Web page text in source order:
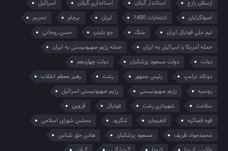
ارسلان زارع
استاندار گیلان استانداری گیلان
اسرائیل
اصولگرایان
انتخابات 1400 ایران برجام
تحریم
تیم ملی فوتبال ایران
جنگ جو بایدن
حسن روحانی
حمله آمریکا و اسرائیل به ایران
حمله رژیم صهیونیستی به ایران
دولت
دولت مسعود پزشکیان
دولت چهاردهم
دونالد ترامپ
رئیس جمهور رشت
رهبر معظم انقلاب
روسیه
رژیم صهیونیستی
رژیم صهیونیستی اسرائیل
سلامت
شهرداری رشت فوتبال
قزوین
قوه قضائیه
لاهیجان لنگرود
مجلس شورای اسلامی
محمدجواد ظریف
مسعود پزشکیان
هادی حق شناس